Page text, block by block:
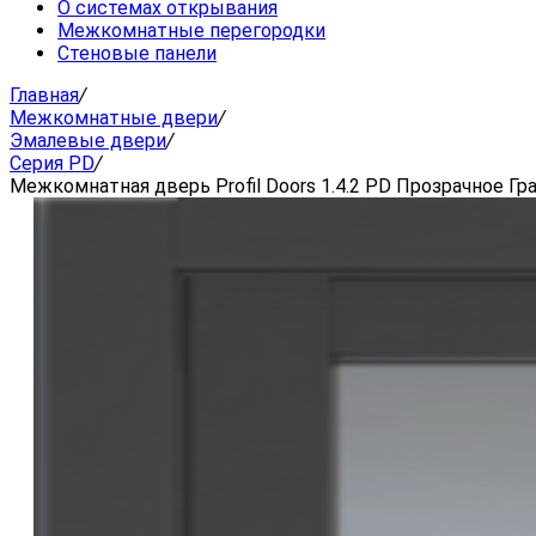
О системах открывания
Межкомнатные перегородки
Стеновые панели
Главная/
Межкомнатные двери/
Эмалевые двери/
Серия PD/
Межкомнатная дверь Profil Doors 1.4.2 PD Прозрачное